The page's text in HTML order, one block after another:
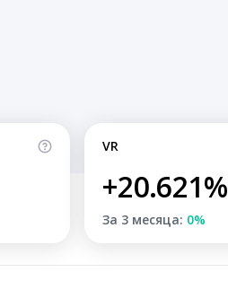
VR
+20.621%
За 3 месяца: 0%